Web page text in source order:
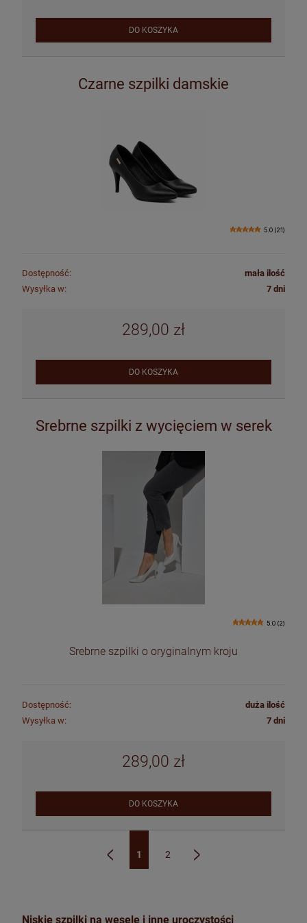
DO KOSZYKA
Czarne szpilki damskie
5.0 (21)
Dostępność:
mała ilość
Wysyłka w:
7 dni
289,00 zł
DO KOSZYKA
Srebrne szpilki z wycięciem w serek
5.0 (2)
Srebrne szpilki o oryginalnym kroju
Dostępność:
duża ilość
Wysyłka w:
7 dni
289,00 zł
DO KOSZYKA
1 2
Niskie szpilki na wesele i inne uroczystości